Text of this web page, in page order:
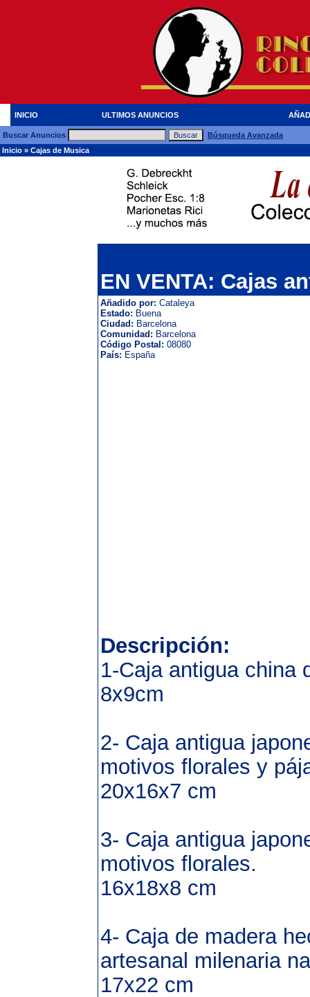
INICIO ULTIMOS ANUNCIOS
Buscar Anuncios
Búsqueda Avanzada
Inicio » Cajas de Musica
EN VENTA: Cajas
Añadido por: Cataleya
Estado: Buena
Ciudad: Barcelona
Comunidad: Barcelona
Código Postal: 08080
País: España
Descripción:
1-Caja antigua china
8x9cm
2- Caja antigua
motivos florales y
20x16x7 cm
3- Caja antigua
motivos florales.
16x18x8 cm
4- Caja de madera
artesanal milenaria
17x22 cm